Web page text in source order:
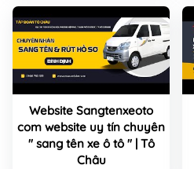
Website Sangtenxeoto
com website uy tín chuyên
" sang tên xe ô tô " | Tô
Châu